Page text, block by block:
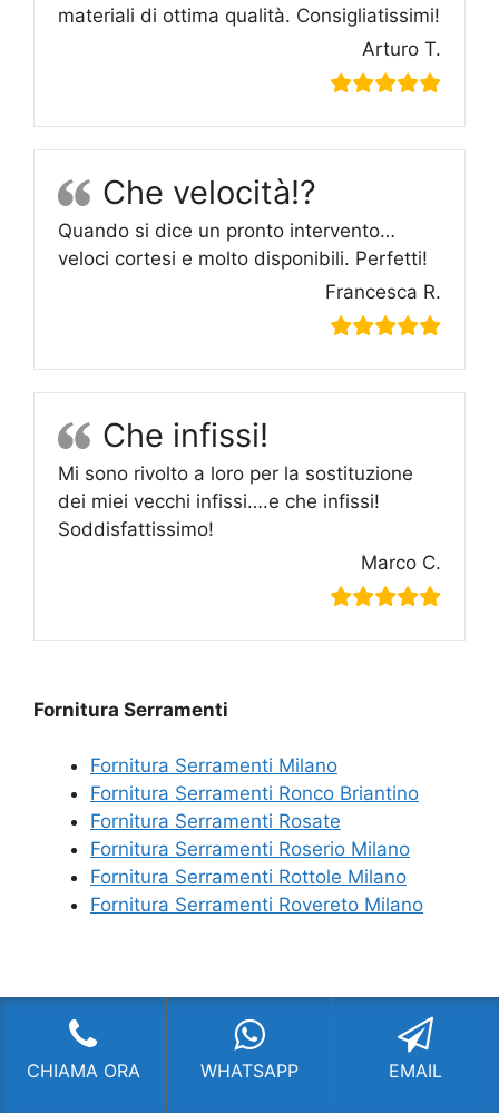
materiali di ottima qualità. Consigliatissimi!
Arturo T.
Che velocità!?
Quando si dice un pronto intervento…
veloci cortesi e molto disponibili. Perfetti!
Francesca R.
Che infissi!
Mi sono rivolto a loro per la sostituzione
dei miei vecchi infissi….e che infissi!
Soddisfattissimo!
Marco C.
Fornitura Serramenti
Fornitura Serramenti Milano
Fornitura Serramenti Ronco Briantino
Fornitura Serramenti Rosate
Fornitura Serramenti Roserio Milano
Fornitura Serramenti Rottole Milano
Fornitura Serramenti Rovereto Milano
CHIAMA ORA WHATSAPP EMAIL